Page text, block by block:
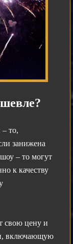
то,
занижена
– то могут
к качеству
свою цену и
включающую